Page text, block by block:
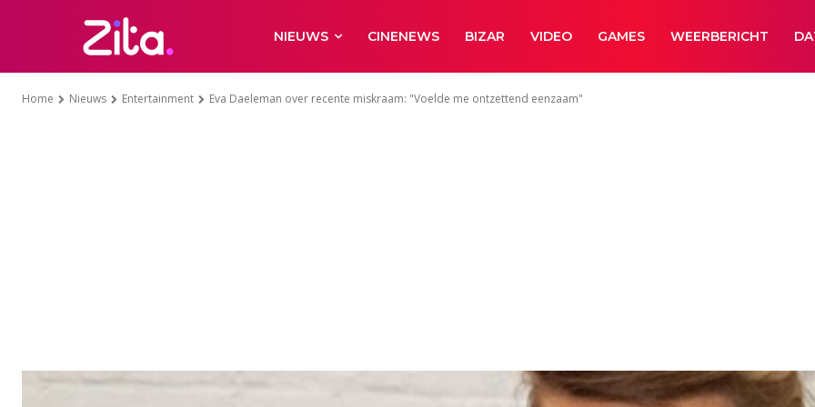
NIEUWS CINENEWS BIZAR VIDEO GAMES WEERBERICHT
Home Nieuws Entertainment Eva Daeleman over recente miskraam: "Voelde me ontzettend eenzaam"